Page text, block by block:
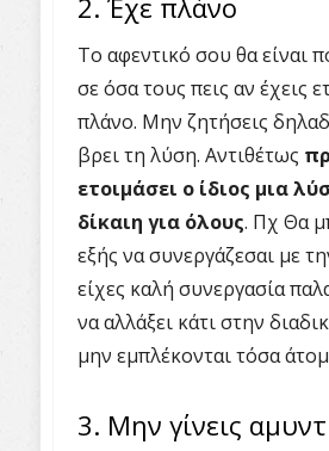
2. Έχε πλάνο
Το αφεντικό σου θα είναι
σε όσα τους πεις αν έχεις
πλάνο. Μην ζητήσεις
βρει τη λύση. Αντιθέτως
ετοιμάσει ο ίδιος μια
δίκαιη για όλους. Πχ Θα
εξής να συνεργάζεσαι με
είχες καλή συνεργασία
να αλλάξει κάτι στην
μην εμπλέκονται τόσα
3. Μην γίνεις